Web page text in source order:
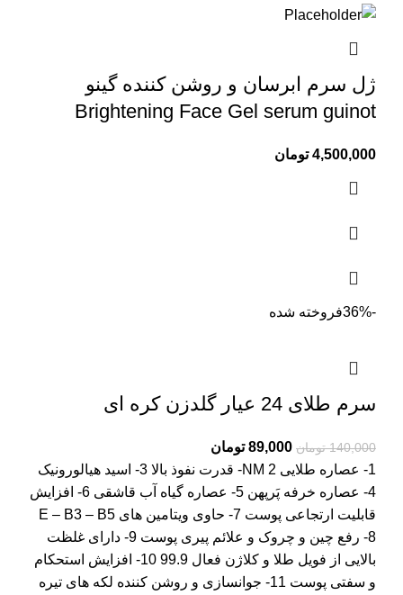
ژل سرم ابرسان و روشن کننده گینو
Brightening Face Gel serum guinot
4,500,000 تومان
-36% فروخته شده
سرم طلای 24 عیار گلدزن کره ای
140,000 تومان Original
price
was:
140,000 تومان.
89,000 تومان
price
is:
89,000 تومان.
1- عصاره طلایی NM 2- قدرت نفوذ بالا 3- اسید هیالورونیک
4- عصاره خرفه پَرپهن 5- عصاره گیاه آب قاشقی 6- افزایش
قابلیت ارتجاعی پوست 7- حاوی ویتامین های E – B3 – B5
8- رفع چین و چروک و علائم پیری پوست 9- دارای غلظت
بالایی از فویل طلا و کلاژن فعال 99.9 10- افزایش استحکام
و سفتی پوست 11- جوانسازی و روشن کننده لکه های تیره